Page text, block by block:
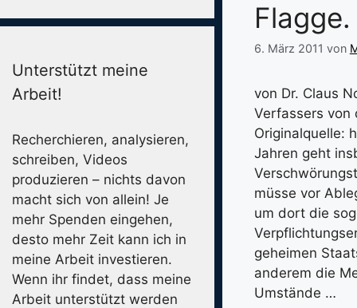
Flagge.
6. März 2011 von
von Dr. Claus
Verfassers von
Originalquelle:
Jahren geht
müsse vor
um dort die
geheimen
anderem die
Umstände …
Unterstützt meine
Arbeit!
Recherchieren, analysieren,
schreiben, Videos
produzieren – nichts davon
macht sich von allein! Je
mehr Spenden eingehen,
desto mehr Zeit kann ich in
meine Arbeit investieren.
Wenn ihr findet, dass meine
Arbeit unterstützt werden